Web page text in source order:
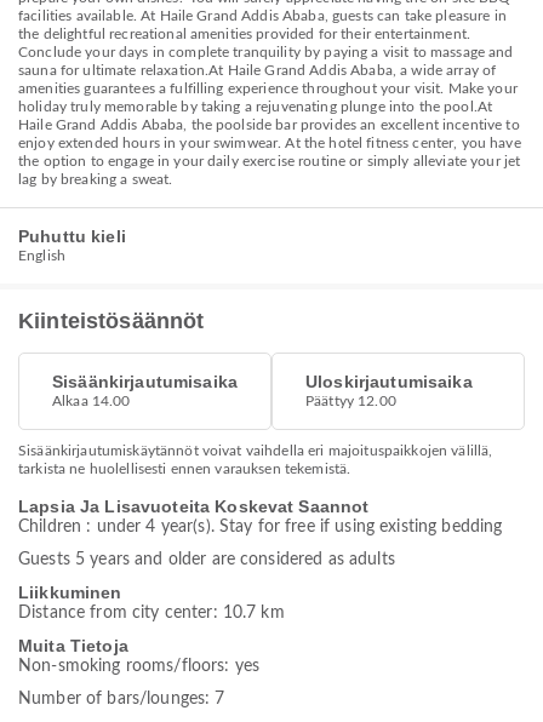
facilities available. At Haile Grand Addis Ababa, guests can take pleasure in
the delightful recreational amenities provided for their entertainment.
Conclude your days in complete tranquility by paying a visit to massage and
sauna for ultimate relaxation.At Haile Grand Addis Ababa, a wide array of
amenities guarantees a fulfilling experience throughout your visit. Make your
holiday truly memorable by taking a rejuvenating plunge into the pool.At
Haile Grand Addis Ababa, the poolside bar provides an excellent incentive to
enjoy extended hours in your swimwear. At the hotel fitness center, you have
the option to engage in your daily exercise routine or simply alleviate your jet
lag by breaking a sweat.
Puhuttu kieli
English
Kiinteistösäännöt
Sisäänkirjautumisaika
Alkaa 14.00
Uloskirjautumisaika
Päättyy 12.00
Sisäänkirjautumiskäytännöt voivat vaihdella eri majoituspaikkojen välillä,
tarkista ne huolellisesti ennen varauksen tekemistä.
Lapsia Ja Lisavuoteita Koskevat Saannot
Children : under 4 year(s). Stay for free if using existing bedding
Guests 5 years and older are considered as adults
Liikkuminen
Distance from city center: 10.7 km
Muita Tietoja
Non-smoking rooms/floors: yes
Number of bars/lounges: 7